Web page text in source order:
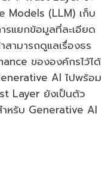
Models (LLM) เก็บ
รแยกข้อมูลที่ละเอียด
ามารถดูแลเรื่องธร
ขององค์กรไว้ได้
AI ไปพร้อม
Layer ยังเป็นตัว
หรับ Generative AI